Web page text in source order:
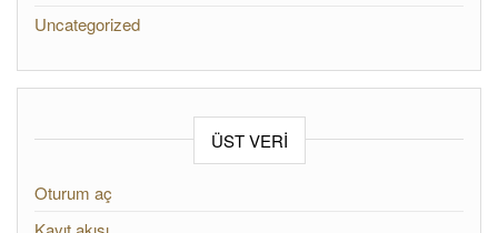
Uncategorized
ÜST VERI
Oturum aç